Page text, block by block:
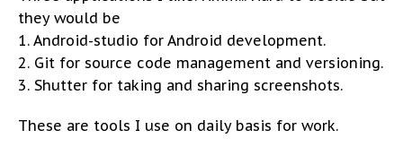
they would be
1. Android-studio for Android development.
2. Git for source code management and versioning.
3. Shutter for taking and sharing screenshots.
These are tools I use on daily basis for work.